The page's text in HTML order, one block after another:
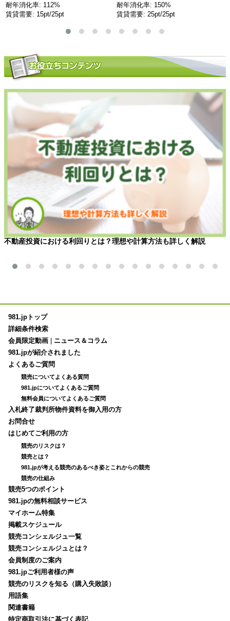
耐年消化率: 112%
賃貸需要: 15pt/25pt
耐年消化率: 150%
賃貸需要: 25pt/25pt
不動産投資における利回りとは？理想や計算方法も詳しく解説
981.jpトップ
詳細条件検索
会員限定動画
ニュース＆コラム
981.jpが紹介されました
よくあるご質問
競売についてよくある質問
981.jpについてよくあるご質問
無料会員についてよくあるご質問
入札終了裁判所物件資料を御入用の方
お問合せ
はじめてご利用の方
競売のリスクは？
競売とは？
981.jpが考える競売のあるべき姿とこれからの競売
競売の仕組み
競売5つのポイント
981.jpの無料相談サービス
マイホーム特集
掲載スケジュール
競売コンシェルジュ一覧
競売コンシェルジュとは？
会員制度のご案内
981.jpご利用者様の声
競売のリスクを知る（購入失敗談）
用語集
関連書籍
特定商取引法に基づく表記